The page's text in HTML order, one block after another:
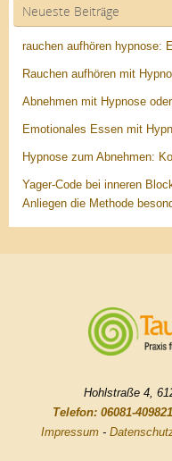
Neueste Beiträge
rauchen aufhören hypnose:
Rauchen aufhören mit
Abnehmen mit Hypnose
Emotionales Essen mit
Hypnose zum Abnehmen:
Yager-Code bei inneren
Anliegen die Methode
Hohlstraße 4,
Telefon: 06081-
Impressum-